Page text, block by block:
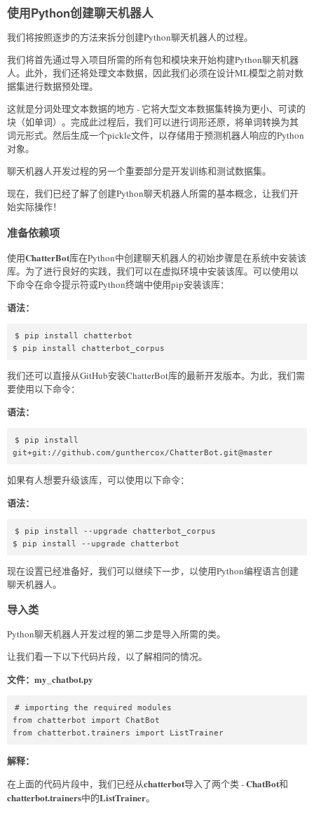
使用Python创建聊天机器人
我们将按照逐步的方法来拆分创建Python聊天机器人的过程。
我们将首先通过导入项目所需的所有包和模块来开始构建Python聊天机器
人。此外，我们还将处理文本数据，因此我们必须在设计ML模型之前对数
据集进行数据预处理。
这就是分词处理文本数据的地方 - 它将大型文本数据集转换为更小、可读的
块（如单词）。完成此过程后，我们可以进行词形还原，将单词转换为其
词元形式。然后生成一个pickle文件，以存储用于预测机器人响应的Python
对象。
聊天机器人开发过程的另一个重要部分是开发训练和测试数据集。
现在，我们已经了解了创建Python聊天机器人所需的基本概念，让我们开
始实际操作！
准备依赖项
使用ChatterBot库在Python中创建聊天机器人的初始步骤是在系统中安装该
库。为了进行良好的实践，我们可以在虚拟环境中安装该库。可以使用以
下命令在命令提示符或Python终端中使用pip安装该库：
语法：
$ pip install chatterbot
$ pip install chatterbot_corpus
我们还可以直接从GitHub安装ChatterBot库的最新开发版本。为此，我们需
要使用以下命令：
语法：
$ pip install
git+git://github.com/gunthercox/ChatterBot.git@master
如果有人想要升级该库，可以使用以下命令：
语法：
$ pip install --upgrade chatterbot_corpus
$ pip install --upgrade chatterbot
现在设置已经准备好，我们可以继续下一步，以使用Python编程语言创建
聊天机器人。
导入类
Python聊天机器人开发过程的第二步是导入所需的类。
让我们看一下以下代码片段，以了解相同的情况。
文件：my_chatbot.py
# importing the required modules
from chatterbot import ChatBot
from chatterbot.trainers import ListTrainer
解释：
在上面的代码片段中，我们已经从chatterbot导入了两个类 -ChatBot和
chatterbot.trainers中的ListTrainer。